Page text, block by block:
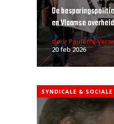
De
en Vlaamse
door Paulette
20 feb 2026
SYNDICALE &